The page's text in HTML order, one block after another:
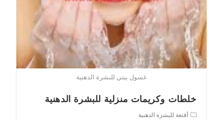
غسول بيتي للبشرة الدهنية
خلطات وكريمات منزلية للبشرة الدهنية
Postأقنعة للبشرة الدهنية